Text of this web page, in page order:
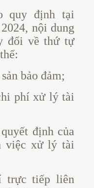
quy định tại
nội dung
đổi về thứ tự
bảo đảm;
phí xử lý tài
định của
việc xử lý tài
trực tiếp liên